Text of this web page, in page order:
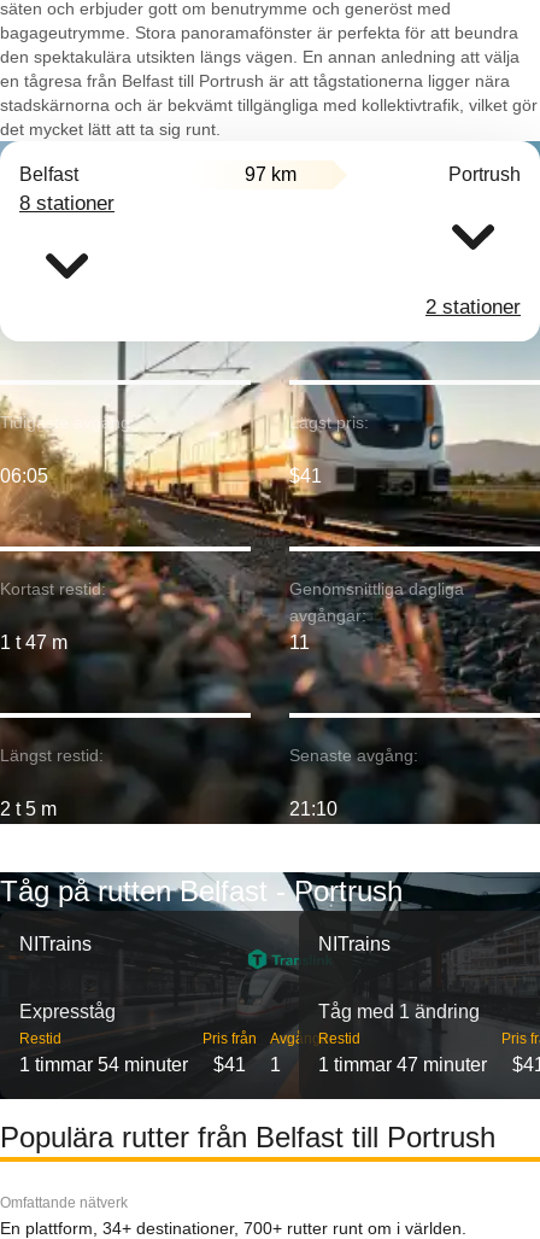
säten och erbjuder gott om benutrymme och generöst med
bagageutrymme. Stora panoramafönster är perfekta för att beundra
den spektakulära utsikten längs vägen. En annan anledning att välja
en tågresa från Belfast till Portrush är att tågstationerna ligger nära
stadskärnorna och är bekvämt tillgängliga med kollektivtrafik, vilket gör
det mycket lätt att ta sig runt.
Belfast 97 km Portrush
8 stationer
2 stationer
Kortast restid:
1 t 47 m
Tidigaste avgång:
06:05
Längst restid:
2 t 5 m
Lägst pris:
$41
Genomsnittliga dagliga
avgångar:
11
Senaste avgång:
21:10
Tåg på rutten Belfast - Portrush
NITrains
Expresståg
Restid
1 timmar 54 minuter
Pris från
$41
Avgångar
1
NITrains
Tåg med 1 ändring
Restid
1 timmar 47 minuter
Pris
Populära rutter från Belfast till Portrush
Omfattande nätverk
En plattform, 34+ destinationer, 700+ rutter runt om i världen.